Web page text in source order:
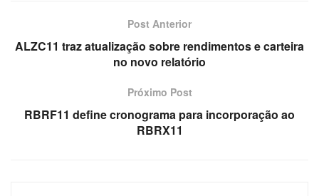
Post Anterior
ALZC11 traz atualização sobre rendimentos e carteira
no novo relatório
Próximo Post
RBRF11 define cronograma para incorporação ao
RBRX11